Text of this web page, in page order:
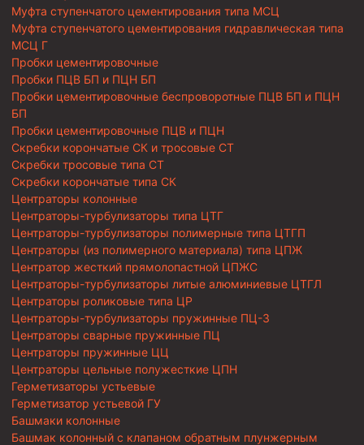
Муфта ступенчатого цементирования типа МСЦ
Муфта ступенчатого цементирования гидравлическая типа
МСЦ Г
Пробки цементировочные
Пробки ПЦВ БП и ПЦН БП
Пробки цементировочные беспроворотные ПЦВ БП и ПЦН
БП
Пробки цементировочные ПЦВ и ПЦН
Скребки корончатые СК и тросовые СТ
Скребки тросовые типа СТ
Скребки корончатые типа СК
Центраторы колонные
Центраторы-турбулизаторы типа ЦТГ
Центраторы-турбулизаторы полимерные типа ЦТГП
Центраторы (из полимерного материала) типа ЦПЖ
Центратор жесткий прямолопастной ЦПЖС
Центраторы-турбулизаторы литые алюминиевые ЦТГЛ
Центраторы роликовые типа ЦР
Центраторы-турбулизаторы пружинные ПЦ-3
Центраторы сварные пружинные ПЦ
Центраторы пружинные ЦЦ
Центраторы цельные полужесткие ЦПН
Герметизаторы устьевые
Герметизатор устьевой ГУ
Башмаки колонные
Башмак колонный с клапаном обратным плунжерным